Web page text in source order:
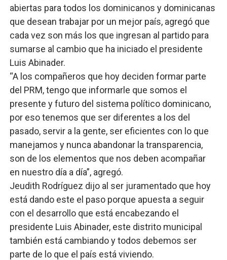
abiertas para todos los dominicanos y dominicanas
que desean trabajar por un mejor país, agregó que
cada vez son más los que ingresan al partido para
sumarse al cambio que ha iniciado el presidente
Luis Abinader.
“A los compañeros que hoy deciden formar parte
del PRM, tengo que informarle que somos el
presente y futuro del sistema político dominicano,
por eso tenemos que ser diferentes a los del
pasado, servir a la gente, ser eficientes con lo que
manejamos y nunca abandonar la transparencia,
son de los elementos que nos deben acompañar
en nuestro día a día”, agregó.
Jeudith Rodríguez dijo al ser juramentado que hoy
está dando este el paso porque apuesta a seguir
con el desarrollo que está encabezando el
presidente Luis Abinader, este distrito municipal
también está cambiando y todos debemos ser
parte de lo que el país está viviendo.